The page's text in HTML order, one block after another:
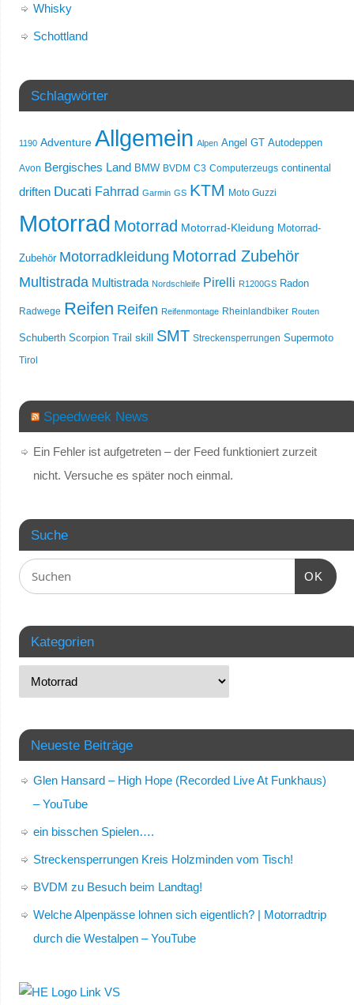
Whisky
Schottland
Schlagwörter
1190 Adventure Allgemein Alpen Angel GT Autodeppen
Avon Bergisches Land BMW BVDM C3 Computerzeugs continental
driften Ducati Fahrrad Garmin GS KTM Moto Guzzi
Motorrad Motorrad Motorrad-Kleidung Motorrad-
Zubehör Motorradkleidung Motorrad Zubehör
Multistrada Multistrada Nordschleife Pirelli R1200GS Radon
Radwege Reifen Reifen Reifenmontage Rheinlandbiker Routen
Schuberth Scorpion Trail skill SMT Streckensperrungen Supermoto
Tirol
Speedweek News
Ein Fehler ist aufgetreten – der Feed funktioniert zurzeit
nicht. Versuche es später noch einmal.
Suche
OK
Kategorien
Neueste Beiträge
Glen Hansard – High Hope (Recorded Live At Funkhaus)
– YouTube
ein bisschen Spielen….
Streckensperrungen Kreis Holzminden vom Tisch!
BVDM zu Besuch beim Landtag!
Welche Alpenpässe lohnen sich eigentlich? | Motorradtrip
durch die Westalpen – YouTube